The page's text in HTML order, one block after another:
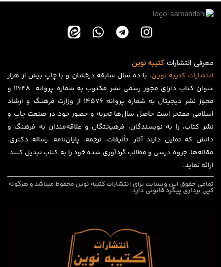
معرفی انتشاراتکتیبه نوین
انتشارات کتیبه نوین، با ده سال سابقه درخشان و با چاپ بیش از هزار
عنوان کتاب دارای مجوز رسمی نشر مکتوب به شماره پروانه ۱۱۶۴۸ و
مجوز نشر دیجیتال به شماره پروانه 14576 از وزارت فرهنگ و ارشاد
اسلامی مفتخر است حاصل سال‌ها تجربه و حضور خود در صنعت چاپ و
نشر کتاب، را به نویسندگان، فرهیختگان و علاقه‌مندان به فرهنگ و
دانش که تمایل دارند آثار، تألیفات، ترجمه، پایان‌نامه، رساله دکتری،
مقاله‌ها، جزوه درسی و مطالب گردآوری شده خود را به کتاب تبدیل کنند،
ارائه نماید.
تمامی حقوق این وبسایت برای انتشارات کتیبه نوین محفوظ میباشد و هرگونه
کپی برداری پیگرد قانونی دارد.